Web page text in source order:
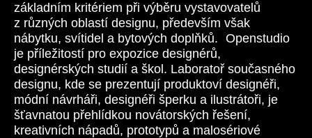
základním kritériem při výběru vystavovatelů
z různých oblastí designu, především však
nábytku, svítidel a bytových doplňků. Openstudio
je příležitostí pro expozice designérů,
designérských studií a škol. Laboratoř současného
designu, kde se prezentují produktoví designéři,
módní návrháři, designéři šperku a ilustrátoři, je
šťavnatou přehlídkou novátorských řešení,
kreativních nápadů, prototypů a malosériové